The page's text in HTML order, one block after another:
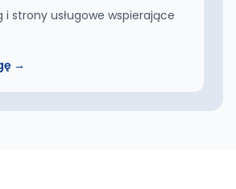
i strony usługowe wspierające
→